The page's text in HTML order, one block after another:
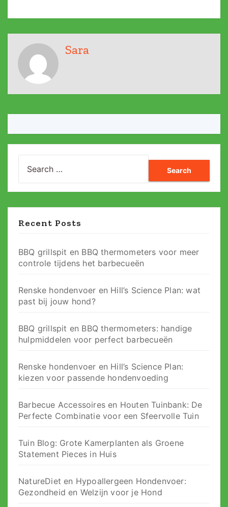
Sara
for:
Recent Posts
BBQ grillspit en BBQ thermometers voor meer
controle tijdens het barbecueën
Renske hondenvoer en Hill’s Science Plan: wat
past bij jouw hond?
BBQ grillspit en BBQ thermometers: handige
hulpmiddelen voor perfect barbecueën
Renske hondenvoer en Hill’s Science Plan:
kiezen voor passende hondenvoeding
Barbecue Accessoires en Houten Tuinbank: De
Perfecte Combinatie voor een Sfeervolle Tuin
Tuin Blog: Grote Kamerplanten als Groene
Statement Pieces in Huis
NatureDiet en Hypoallergeen Hondenvoer:
Gezondheid en Welzijn voor je Hond